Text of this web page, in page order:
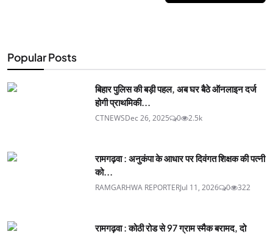
Popular Posts
बिहार पुलिस की बड़ी पहल, अब घर बैठे ऑनलाइन दर्ज
होगी प्राथमिकी...
CTNEWSDec 26, 2025 0 2.5k
रामगढ़वा : अनुकंपा के आधार पर दिवंगत शिक्षक की पत्नी
को...
RAMGARHWA REPORTERJul 11, 2026 0 322
रामगढ़वा : कोठी रोड से 97 ग्राम स्मैक बरामद, दो